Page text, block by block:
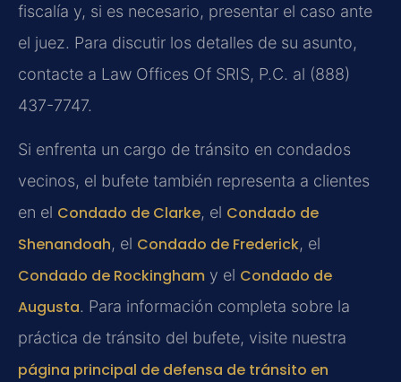
fiscalía y, si es necesario, presentar el caso ante
el juez. Para discutir los detalles de su asunto,
contacte a Law Offices Of SRIS, P.C. al (888)
437-7747.
Si enfrenta un cargo de tránsito en condados
vecinos, el bufete también representa a clientes
en el Condado de Clarke, el Condado de
Shenandoah, el Condado de Frederick, el
Condado de Rockingham y el Condado de
Augusta. Para información completa sobre la
práctica de tránsito del bufete, visite nuestra
página principal de defensa de tránsito en